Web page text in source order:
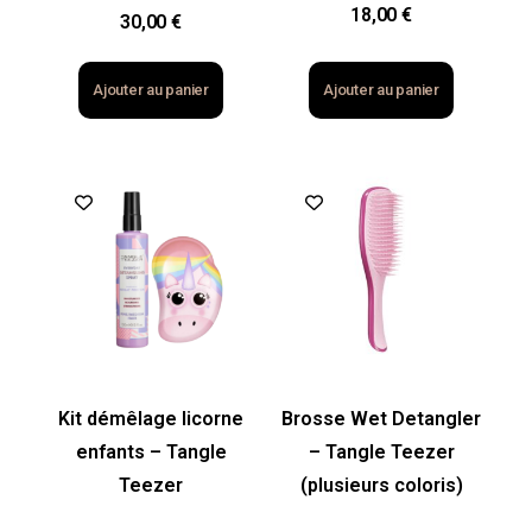
30,00 €
Ajouter au panier
Note
5.00
18,00 €
Ajouter au panier
Kit démêlage licorne
enfants – Tangle
Teezer
Brosse Wet Detangler
– Tangle Teezer
(plusieurs coloris)